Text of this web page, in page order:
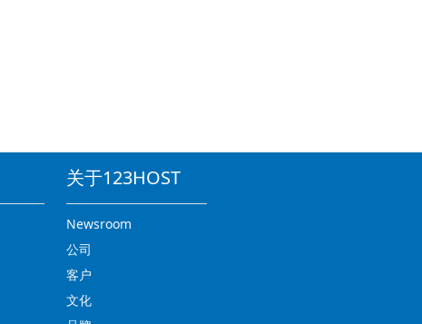
关于123HOST
Newsroom
公司
客户
文化